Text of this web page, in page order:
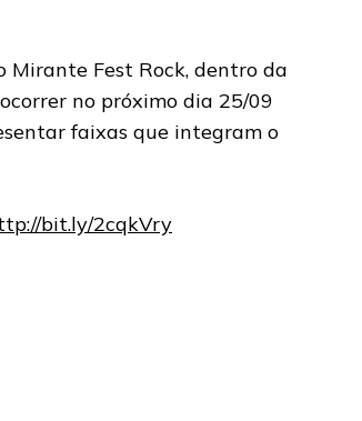
Mirante Fest Rock, dentro da
no próximo dia 25/09
faixas que integram o
bit.ly/2cqkVry